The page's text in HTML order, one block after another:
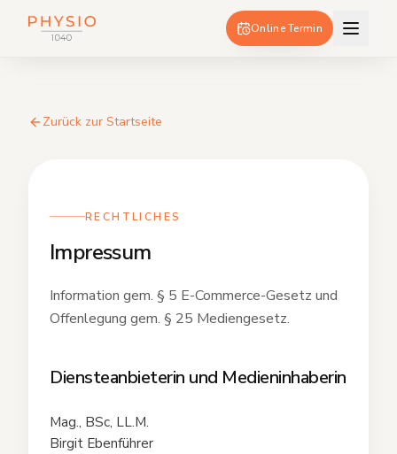
Online Termin
Zurück zur Startseite
RECHTLICHES
Impressum
Information gem. § 5 E-Commerce-Gesetz und
Offenlegung gem. § 25 Mediengesetz.
Diensteanbieterin und Medieninhaberin
Mag., BSc, LL.M.
Birgit Ebenführer